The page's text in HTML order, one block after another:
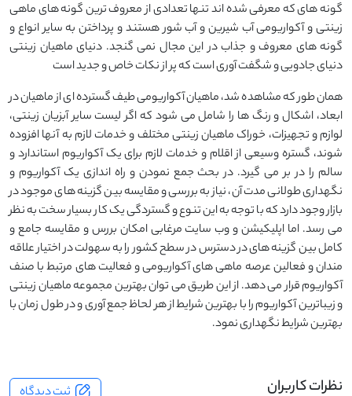
گونه های که معرفی شده اند تنها تعدادی از معروف ترین گونه های ماهی
زینتی و آکواریومی آب شیرین و آب شور هستند و پرداختن به سایر انواع و
گونه های معروف و جذاب در این مجال نمی گنجد. دنیای ماهیان زینتی
دنیای جادویی و شگفت آوری است که پر از نکات خاص و جدید است
همان طور که مشاهده شد، ماهیان آکواریومی طیف گسترده ای از ماهیان در
ابعاد، اشکال و رنگ ها را شامل می شود که اگر لیست سایر آبزیان زینتی،
لوازم و تجهیزات، خوراک ماهیان زینتی مختلف و خدمات لازم به آنها افزوده
شوند، گستره وسیعی از اقلام و خدمات لازم برای یک آکواریوم استاندارد و
سالم را در بر می گیرد. در بحث جمع نمودن و راه اندازی یک آکواریوم و
نگهداری طولانی مدت آن، نیاز به بررسی و مقایسه بین گزینه های موجود در
بازار وجود دارد که با توجه به این تنوع و گستردگی یک کار بسیار سخت به نظر
می رسد. اما اپلیکیشن و وب سایت مرغابی امکان بررس و مقایسه جامع و
کامل بین گزینه های در دسترس در سطح کشور را به سهولت در اختیار علاقه
مندان و فعالین عرصه ماهی های آکواریومی و فعالیت های مرتبط با صنف
آکواریوم قرار می دهد. از این طریق می توان بهترین مجموعه ماهیان زینتی
و زیباترین آکواریوم را با بهترین شرایط از هر لحاظ جمع آوری و در طول زمان با
بهترین شرایط نگهداری نمود.
نظرات کاربران